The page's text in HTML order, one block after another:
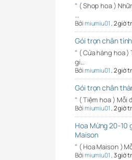
" ( Shop hoa )
…
Bởimiumiu01,2 giờ
Gói trọn chân
" ( Cửa hàng hoa
gi…
Bởimiumiu01,2 giờ
Gói trọn chân
" ( Tiệm hoa ) Mỗi
Bởimiumiu01,2 giờ
Hoa Mừng 20-10
Maison
" ( Hoa Maison )
Bởimiumiu01,3 giờ